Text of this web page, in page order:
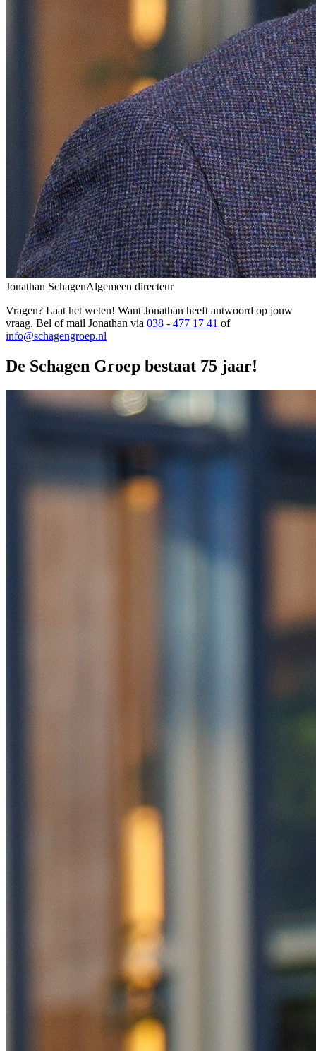
Jonathan SchagenAlgemeen directeur
Vragen? Laat het weten! Want Jonathan heeft antwoord op jouw
vraag. Bel of mail Jonathan via 038 - 477 17 41 of
info@schagengroep.nl
De Schagen Groep bestaat 75 jaar!